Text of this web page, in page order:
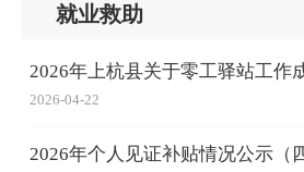
就业救助
2026年上杭县关于零工驿站工作
2026-04-22
2026年个人见证补贴情况公示（